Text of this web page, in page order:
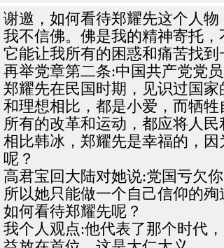
谢邀，如何看待郑耀先这个人
我不信佛。佛是我的精神寄托
它能让我所有的困惑和痛苦找
再举党章第二条:中国共产党党
郑耀先在民国时期，见识过国
和理想相比，都是小爱，而牺
所有的改革和运动，都应将人
相比韩冰，郑耀先是幸福的，
呢？
高君宝回大陆对她说:党国亏欠
所以她只能做一个自己信仰的殉
如何看待郑耀先呢？
我个人观点:他代表了那个时代